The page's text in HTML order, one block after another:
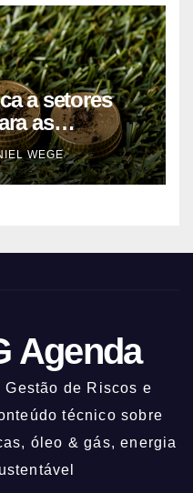
a setores
as
mantém-se
WEGE
Agenda
de Riscos e
técnico sobre
óleo & gás, energia